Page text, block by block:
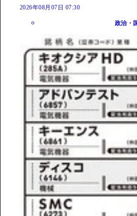
2026年08月07日 07:30
政治・